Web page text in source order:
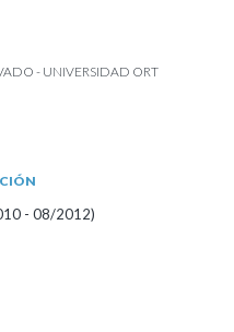
- UNIVERSIDAD ORT
- 08/2012)